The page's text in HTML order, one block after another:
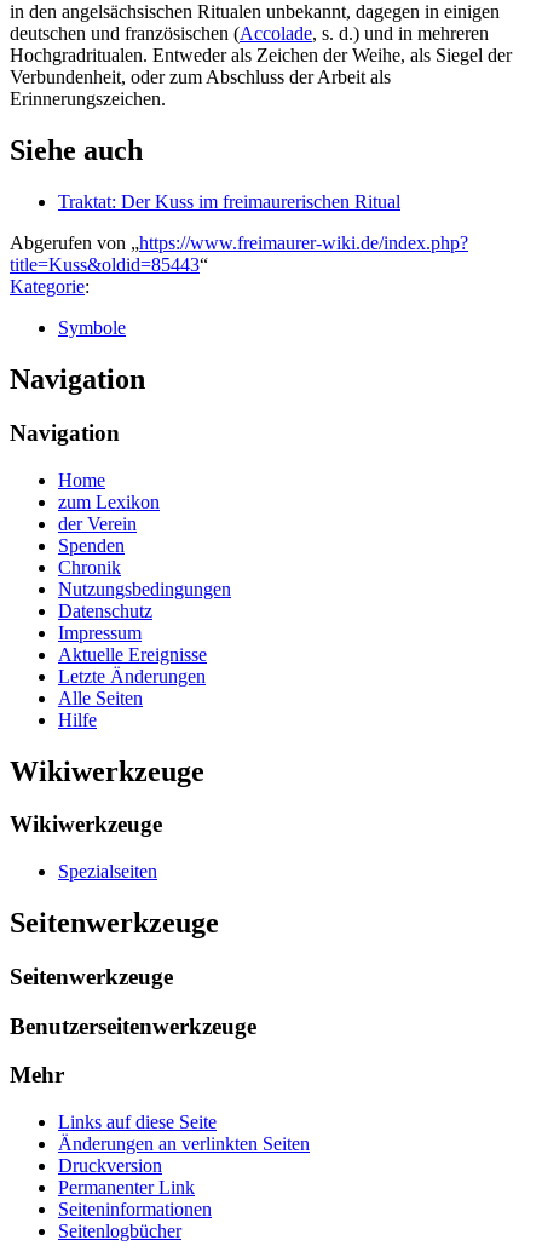
in den angelsächsischen Ritualen unbekannt, dagegen in einigen
deutschen und französischen (Accolade, s. d.) und in mehreren
Hochgradritualen. Entweder als Zeichen der Weihe, als Siegel der
Verbundenheit, oder zum Abschluss der Arbeit als
Erinnerungszeichen.
Siehe auch
Traktat: Der Kuss im freimaurerischen Ritual
Abgerufen von „https://www.freimaurer-wiki.de/index.php?
title=Kuss&oldid=85443“
Kategorie:
Symbole
Navigation
Navigation
Home
zum Lexikon
der Verein
Spenden
Chronik
Nutzungsbedingungen
Datenschutz
Impressum
Aktuelle Ereignisse
Letzte Änderungen
Alle Seiten
Hilfe
Wikiwerkzeuge
Wikiwerkzeuge
Spezialseiten
Seitenwerkzeuge
Seitenwerkzeuge
Benutzerseitenwerkzeuge
Mehr
Links auf diese Seite
Änderungen an verlinkten Seiten
Druckversion
Permanenter Link
Seiten­­informationen
Seitenlogbücher